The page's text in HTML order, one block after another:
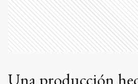
Una producción